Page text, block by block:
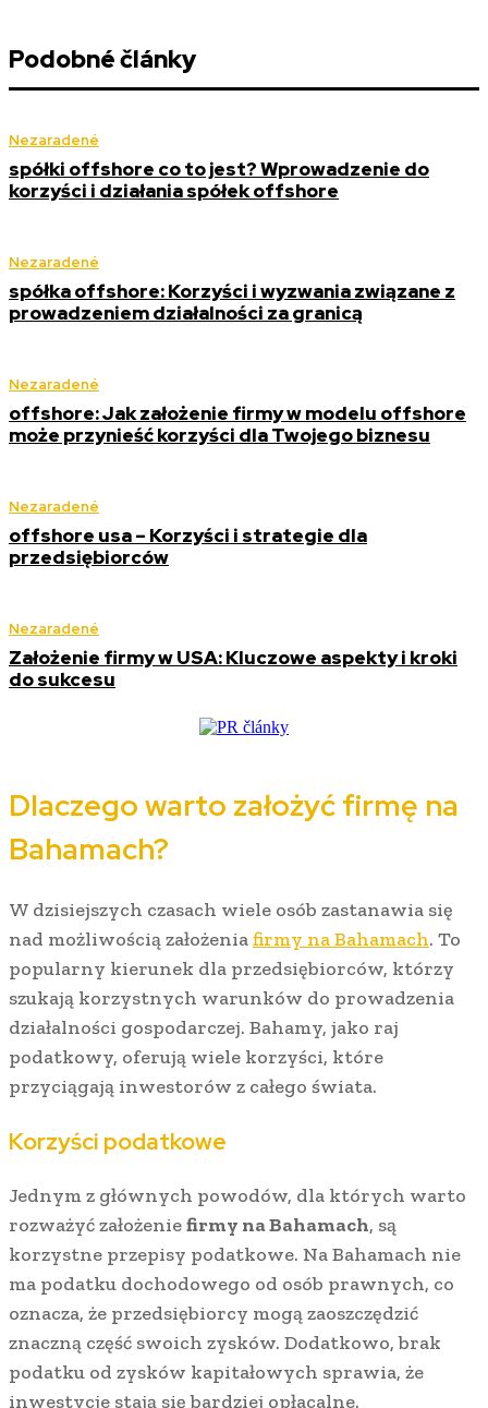
Podobné články
Nezaradené
spółki offshore co to jest? Wprowadzenie do
korzyści i działania spółek offshore
Nezaradené
spółka offshore: Korzyści i wyzwania związane z
prowadzeniem działalności za granicą
Nezaradené
offshore: Jak założenie firmy w modelu offshore
może przynieść korzyści dla Twojego biznesu
Nezaradené
offshore usa – Korzyści i strategie dla
przedsiębiorców
Nezaradené
Założenie firmy w USA: Kluczowe aspekty i kroki
do sukcesu
Dlaczego warto założyć firmę na
Bahamach?
W dzisiejszych czasach wiele osób zastanawia się
nad możliwością założeniafirmy na Bahamach. To
popularny kierunek dla przedsiębiorców, którzy
szukają korzystnych warunków do prowadzenia
działalności gospodarczej. Bahamy, jako raj
podatkowy, oferują wiele korzyści, które
przyciągają inwestorów z całego świata.
Korzyści podatkowe
Jednym z głównych powodów, dla których warto
rozważyć założeniefirmy na Bahamach, są
korzystne przepisy podatkowe. Na Bahamach nie
ma podatku dochodowego od osób prawnych, co
oznacza, że przedsiębiorcy mogą zaoszczędzić
znaczną część swoich zysków. Dodatkowo, brak
podatku od zysków kapitałowych sprawia, że
inwestycje stają się bardziej opłacalne.